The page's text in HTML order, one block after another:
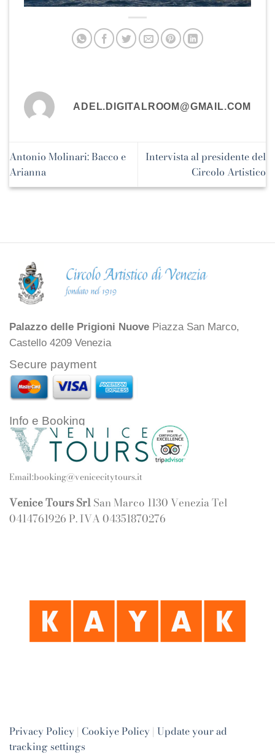
ADEL.DIGITALROOM@GMAIL.COM
Antonio Molinari: Bacco e
Arianna
Intervista al presidente del
Circolo Artistico
Palazzo delle Prigioni Nuove Piazza San Marco,
Castello 4209 Venezia
Secure payment
Info e Booking
Email:booking@venicecitytours.it
Venice Tours SrlSan Marco 1130 Venezia Tel
0414761926 P. IVA 04351870276
Privacy Policy | Cookiye Policy | Update your ad
tracking settings